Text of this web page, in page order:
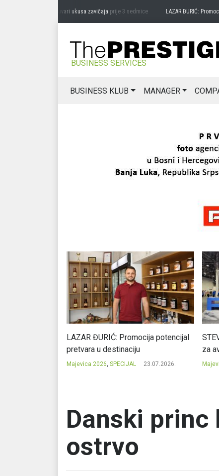
MIĆANOVIĆ: Čuvari ukusa zavičajaprije 3 sedmice LAZAR ĐURIĆ:
BUSINESS SERVICES
BUSINESS KLUB MANAGER
LAZAR ĐURIĆ: Promocija potencijal
pretvara u destinaciju
Majevica 2026, SPECIJAL 23.07.2026.
za
Danski princ
ostrvo